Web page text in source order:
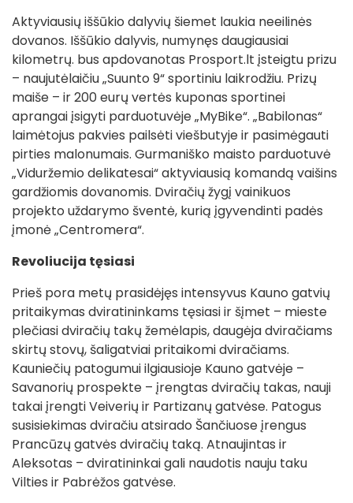
Aktyviausių iššūkio dalyvių šiemet laukia neeilinės
dovanos. Iššūkio dalyvis, numynęs daugiausiai
kilometrų. bus apdovanotas Prosport.lt įsteigtu prizu
– naujutėlaičiu „Suunto 9“ sportiniu laikrodžiu. Prizų
maiše – ir 200 eurų vertės kuponas sportinei
aprangai įsigyti parduotuvėje „MyBike“. „Babilonas“
laimėtojus pakvies pailsėti viešbutyje ir pasimėgauti
pirties malonumais. Gurmaniško maisto parduotuvė
„Viduržemio delikatesai“ aktyviausią komandą vaišins
gardžiomis dovanomis. Dviračių žygį vainikuos
projekto uždarymo šventė, kurią įgyvendinti padės
įmonė „Centromera“.
Revoliucija tęsiasi
Prieš pora metų prasidėjęs intensyvus Kauno gatvių
pritaikymas dviratininkams tęsiasi ir šįmet – mieste
plečiasi dviračių takų žemėlapis, daugėja dviračiams
skirtų stovų, šaligatviai pritaikomi dviračiams.
Kauniečių patogumui ilgiausioje Kauno gatvėje –
Savanorių prospekte – įrengtas dviračių takas, nauji
takai įrengti Veiverių ir Partizanų gatvėse. Patogus
susisiekimas dviračiu atsirado Šančiuose įrengus
Prancūzų gatvės dviračių taką. Atnaujintas ir
Aleksotas – dviratininkai gali naudotis nauju taku
Vilties ir Pabrėžos gatvėse.